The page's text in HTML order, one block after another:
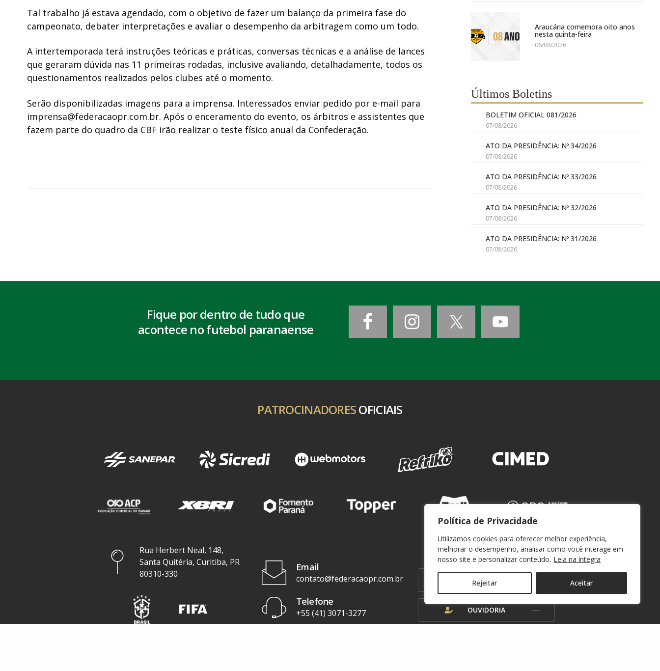
Política de Privacidade
Utilizamos cookies para oferecer melhor experiência,
melhorar o desempenho, analisar como você interage em
nosso site e personalizar conteúdo. Leia na íntegra
Rejeitar Aceitar
Tal trabalho já estava agendado, com o objetivo de fazer um balanço da primeira fase do
campeonato, debater interpretações e avaliar o desempenho da arbitragem como um todo.
A intertemporada terá instruções teóricas e práticas, conversas técnicas e a análise de lances
que geraram dúvida nas 11 primeiras rodadas, inclusive avaliando, detalhadamente, todos os
questionamentos realizados pelos clubes até o momento.
Serão disponibilizadas imagens para a imprensa. Interessados enviar pedido por e-mail para
imprensa@federacaopr.com.br. Após o enceramento do evento, os árbitros e assistentes que
fazem parte do quadro da CBF irão realizar o teste físico anual da Confederação.
Araucária comemora oito anos
nesta quinta-feira
06/08/2026
Últimos Boletins
BOLETIM OFICIAL 081/2026
07/08/2026
ATO DA PRESIDÊNCIA: Nº 34/2026
07/08/2026
ATO DA PRESIDÊNCIA: Nº 33/2026
07/08/2026
ATO DA PRESIDÊNCIA: Nº 32/2026
07/08/2026
ATO DA PRESIDÊNCIA: Nº 31/2026
07/08/2026
Fique por dentro de tudo que
acontece no futebol paranaense
PATROCINADORESOFICIAIS
Rua Herbert Neal, 148,
Santa Quitéria, Curitiba, PR
80310-330
Email
contato@federacaopr.com.br
Telefone
+55 (41) 3071-3277
WEBMAIL
OUVIDORIA